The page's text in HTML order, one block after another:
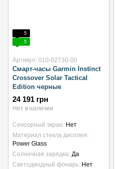
5
5
Артикул: 010-02730-00
Смарт-часы Garmin Instinct
Crossover Solar Tactical
Edition черные
24 191 грн
Нет в наличии
Сенсорный экран
Нет
Материал стекла дисплея
Power Glass
Солнечная зарядка Да
Светодиодный фонарь Нет